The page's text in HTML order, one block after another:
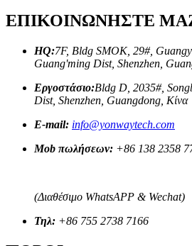
ΕΠΙΚΟΙΝΩΝΗΣΤΕ
HQ:7F, Bldg SMOK, 29#,
Guang'ming Dist, Shenzhen,
Εργοστάσιο:Bldg D, 2035#,
Dist, Shenzhen, Guangdong, Κίνα
E-mail: info@yonwaytech.com
Mob πωλήσεων: +86 138 2358
(Διαθέσιμο WhatsAPP & Wechat)
Τηλ: +86 755 2738 7166